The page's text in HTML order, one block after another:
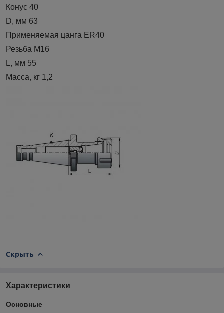
Конус 40
D, мм 63
Применяемая цанга ER40
Резьба M16
L, мм 55
Масса, кг 1,2
Скрыть
Характеристики
Основные